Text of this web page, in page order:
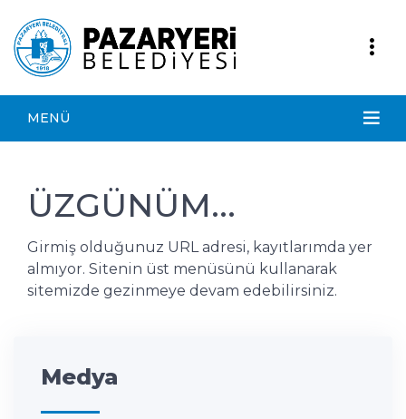
MENÜ
ÜZGÜNÜM...
Girmiş olduğunuz URL adresi, kayıtlarımda yer
almıyor. Sitenin üst menüsünü kullanarak
sitemizde gezinmeye devam edebilirsiniz.
Medya